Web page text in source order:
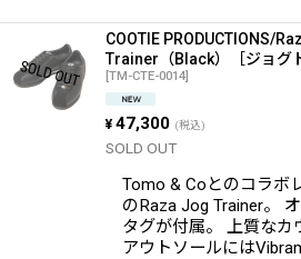
COOTIE PRODUCTIONS/
Trainer（Black）［ジョグ
[TM-CTE-0014]
¥ 47,300 (税込)
SOLD OUT
Tomo & Coとのコラボ
のRaza Jog Trainer。
タグが付属。 上質なカ
アウトソールには